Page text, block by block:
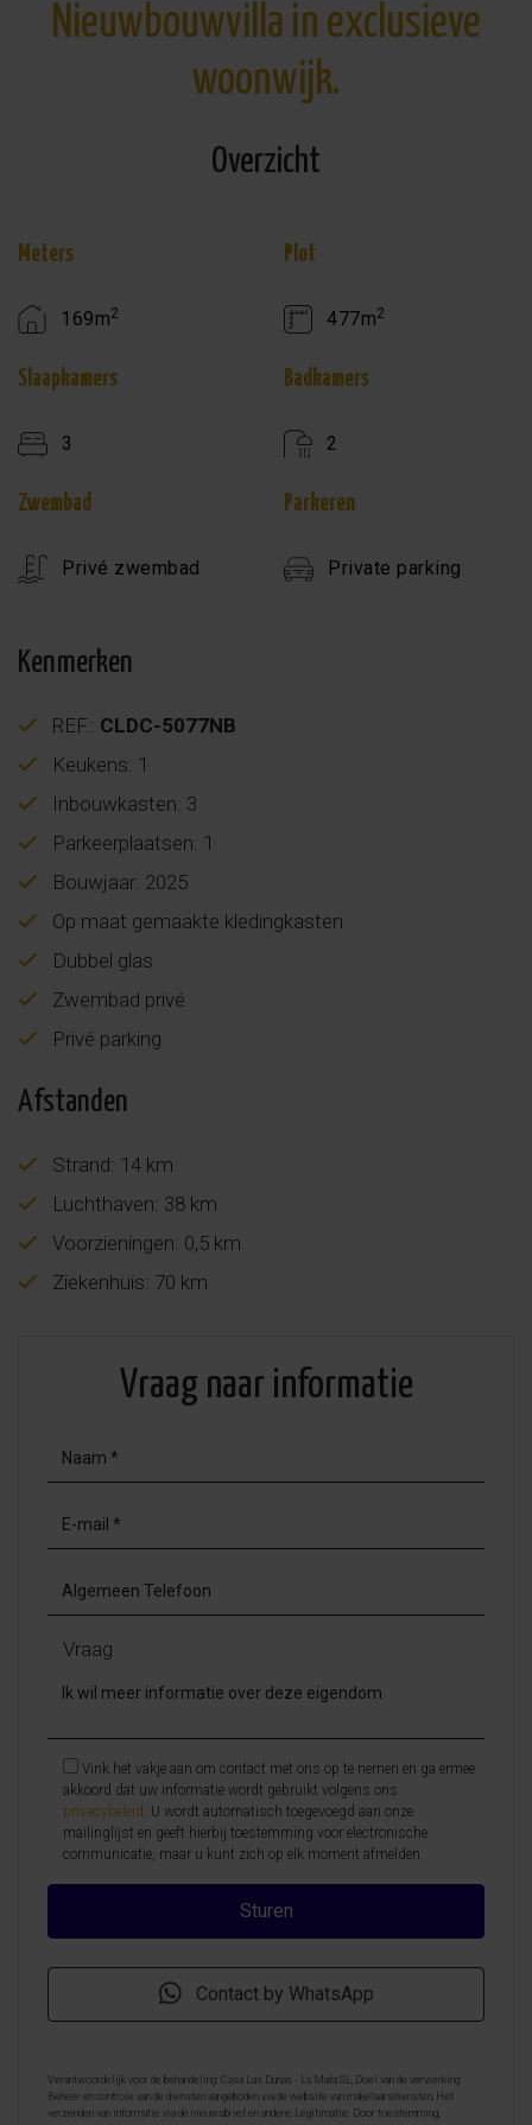
Nieuwbouwvilla in exclusieve
woonwijk.
Overzicht
Meters
169m2
Plot
477m2
Slaapkamers
3
Badkamers
2
Zwembad
Privé zwembad
Parkeren
Private parking
Kenmerken
REF.: CLDC-5077NB
Keukens: 1
Inbouwkasten: 3
Parkeerplaatsen: 1
Bouwjaar: 2025
Op maat gemaakte kledingkasten
Dubbel glas
Zwembad privé
Privé parking
Afstanden
Strand: 14 km
Luchthaven: 38 km
Voorzieningen: 0,5 km
Ziekenhuis: 70 km
Vraag naar informatie
Vraag
Vink het vakje aan om contact met ons op te nemen en ga ermee
akkoord dat uw informatie wordt gebruikt volgens ons
privacybeleid . U wordt automatisch toegevoegd aan onze
mailinglijst en geeft hierbij toestemming voor electronische
communicatie, maar u kunt zich op elk moment afmelden
Contact by WhatsApp
Verantwoordelijk voor de behandeling: Casa Las Dunas - La Mata SL, Doel van de verwerking:
Beheer en controle van de diensten aangeboden via de website van makelaarsdiensten, Het
verzenden van informatie via de nieuwsbrief en andere, Legitimatie: Door toestemming,